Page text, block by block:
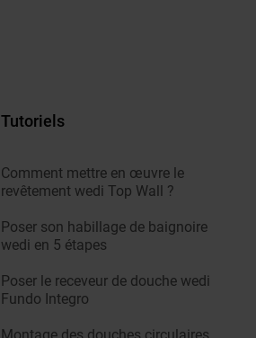
Tutoriels
Comment mettre en œuvre le
revêtement wedi Top Wall ?
Poser son habillage de baignoire
wedi en 5 étapes
Poser le receveur de douche wedi
Fundo Integro